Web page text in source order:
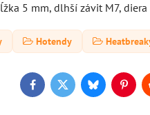
5 mm, dlhší závit M7,
Hotendy
FacebookTwitterBluesky